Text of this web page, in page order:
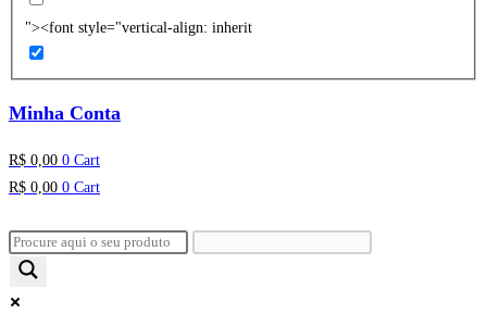
"><font style="vertical-align: inherit
Minha Conta
R$ 0,00 0 Cart
R$ 0,00 0 Cart